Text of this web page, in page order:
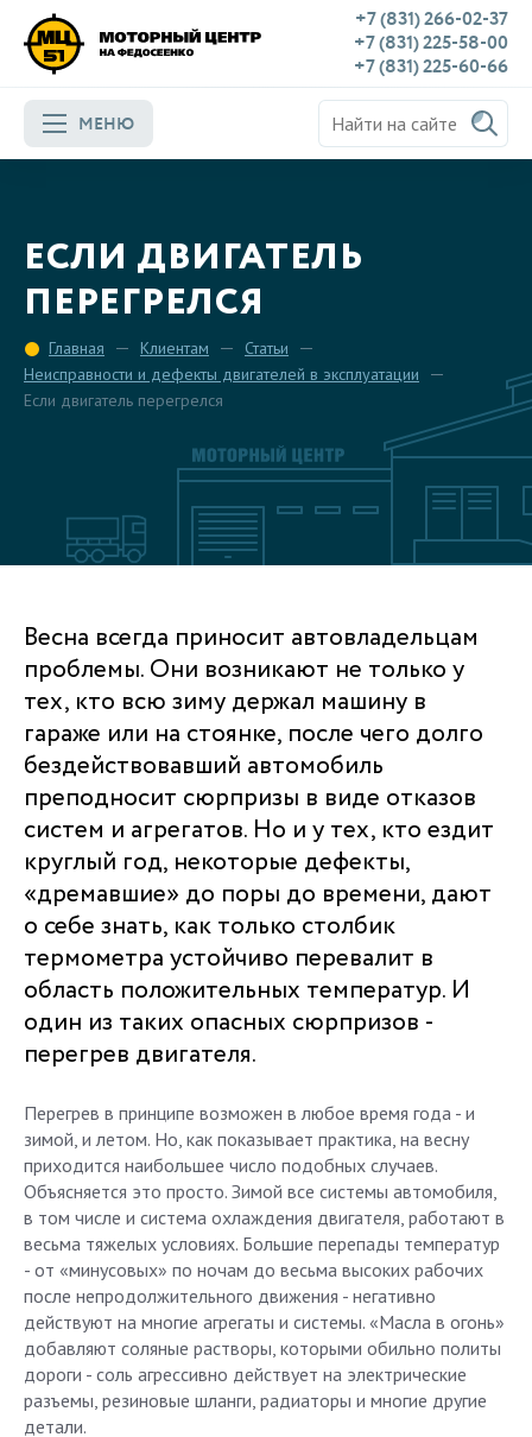
+7 (831) 266-02-37
+7 (831) 225-58-00
+7 (831) 225-60-66
МЕНЮ
ЕСЛИ ДВИГАТЕЛЬ
ПЕРЕГРЕЛСЯ
Главная Клиентам
Статьи
Неисправности и дефекты двигателей в эксплуатации
Если двигатель перегрелся
Весна всегда приносит автовладельцам
проблемы. Они возникают не только у
тех, кто всю зиму держал машину в
гараже или на стоянке, после чего долго
бездействовавший автомобиль
преподносит сюрпризы в виде отказов
систем и агрегатов. Но и у тех, кто ездит
круглый год, некоторые дефекты,
«дремавшие» до поры до времени, дают
о себе знать, как только столбик
термометра устойчиво перевалит в
область положительных температур. И
один из таких опасных сюрпризов -
перегрев двигателя.
Перегрев в принципе возможен в любое время года - и
зимой, и летом. Но, как показывает практика, на весну
приходится наибольшее число подобных случаев.
Объясняется это просто. Зимой все системы автомобиля,
в том числе и система охлаждения двигателя, работают в
весьма тяжелых условиях. Большие перепады температур
- от «минусовых» по ночам до весьма высоких рабочих
после непродолжительного движения - негативно
действуют на многие агрегаты и системы. «Масла в огонь»
добавляют соляные растворы, которыми обильно политы
дороги - соль агрессивно действует на электрические
разъемы, резиновые шланги, радиаторы и многие другие
детали.